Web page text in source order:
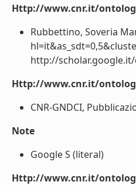
Http://www.cnr.it/
Rubbettino, Soveria
http://scholar.google.it/
Http://www.cnr.it/
CNR-GNDCI,
Note
Google S (literal)
Http://www.cnr.it/